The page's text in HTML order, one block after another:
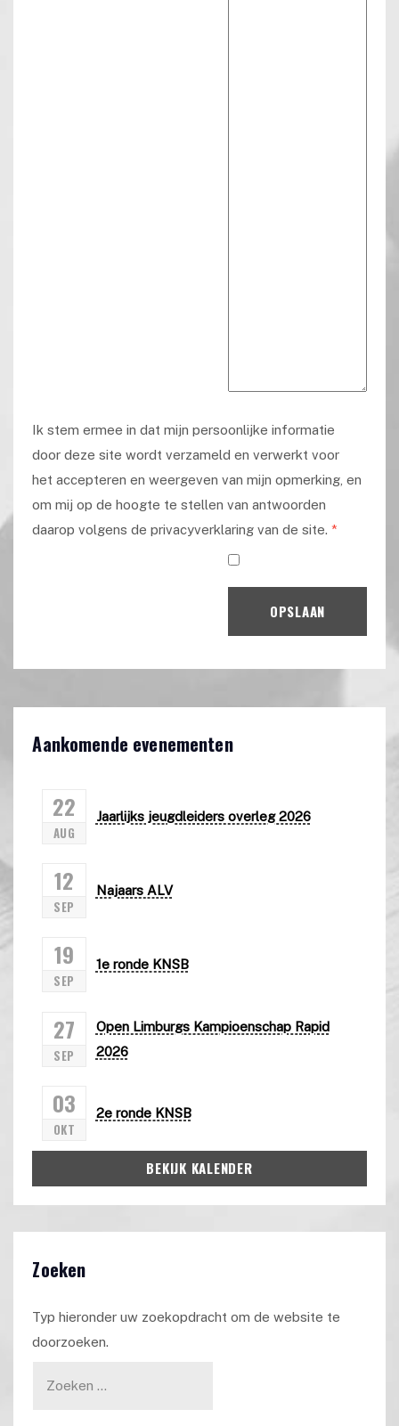
Ik stem ermee in dat mijn persoonlijke informatie
door deze site wordt verzameld en verwerkt voor
het accepteren en weergeven van mijn opmerking, en
om mij op de hoogte te stellen van antwoorden
daarop volgens de privacyverklaring van de site. *
OPSLAAN
Aankomende evenementen
22
AUG
Jaarlijks jeugdleiders overleg 2026
12
SEP
Najaars ALV
19
SEP
1e ronde KNSB
27
SEP
Open Limburgs Kampioenschap Rapid
2026
03
OKT
2e ronde KNSB
BEKIJK KALENDER
Zoeken
Typ hieronder uw zoekopdracht om de website te
doorzoeken.